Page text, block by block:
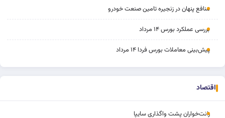
منافع پنهان در زنجیره تامین صنعت خودرو
بررسی عملکرد بورس ۱۴ مرداد
پیش‌بینی معاملات بورس فردا ۱۴ مرداد
اقتصاد
رانت‌خواران پشت واگذاری سایپا